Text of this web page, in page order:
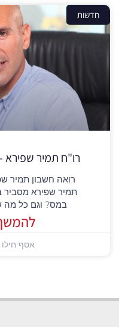
חדשות
רו"ח תמיר
רואה חשבון תמיר
תמיר שפירא
במס? וגם כל מה
אסף חילו